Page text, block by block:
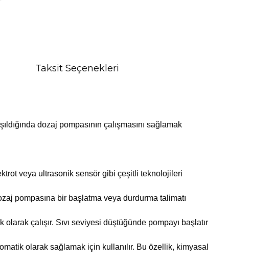
Taksit Seçenekleri
dozaj pompasının çalışmasını sağlamak
veya ultrasonik sensör gibi çeşitli teknolojileri
pompasına bir başlatma veya durdurma talimatı
çalışır. Sıvı seviyesi düştüğünde pompayı başlatır
olarak sağlamak için kullanılır. Bu özellik, kimyasal